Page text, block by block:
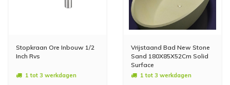
Stopkraan Ore Inbouw 1/2
Inch Rvs
1 tot 3 werkdagen
Vrijstaand Bad New Stone
Sand 180X85X52Cm Solid
Surface
1 tot 3 werkdagen